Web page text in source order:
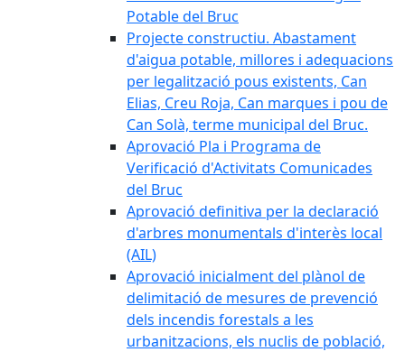
Potable del Bruc
Projecte constructiu. Abastament
d'aigua potable, millores i adequacions
per legalització pous existents, Can
Elias, Creu Roja, Can marques i pou de
Can Solà, terme municipal del Bruc.
Aprovació Pla i Programa de
Verificació d'Activitats Comunicades
del Bruc
Aprovació definitiva per la declaració
d'arbres monumentals d'interès local
(AIL)
Aprovació inicialment del plànol de
delimitació de mesures de prevenció
dels incendis forestals a les
urbanitzacions, els nuclis de població,